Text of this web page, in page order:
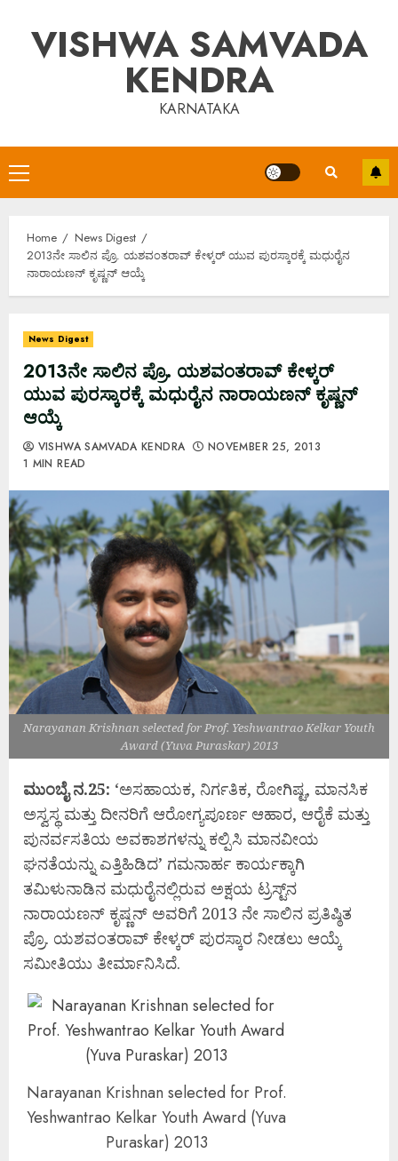
contentVISHWA SAMVADA
KENDRA
KARNATAKA
Primary
Menu
Home
News Digest
2013ನೇ ಸಾಲಿನ ಪ್ರೊ. ಯಶವಂತರಾವ್ ಕೇಳ್ಕರ್ ಯುವ ಪುರಸ್ಕಾರಕ್ಕೆ ಮಧುರೈನ
ನಾರಾಯಣನ್ ಕೃಷ್ಣನ್ ಆಯ್ಕೆ
News Digest
2013ನೇ ಸಾಲಿನ ಪ್ರೊ. ಯಶವಂತರಾವ್ ಕೇಳ್ಕರ್
ಯುವ ಪುರಸ್ಕಾರಕ್ಕೆ ಮಧುರೈನ ನಾರಾಯಣನ್ ಕೃಷ್ಣನ್
ಆಯ್ಕೆ
VISHWA SAMVADA KENDRA
NOVEMBER 25, 2013
1 MIN READ
Narayanan Krishnan selected for Prof. Yeshwantrao Kelkar Youth
Award (Yuva Puraskar) 2013
ಮುಂಬೈ ನ.25: ‘ಅಸಹಾಯಕ, ನಿರ್ಗತಿಕ, ರೋಗಿಷ್ಟ, ಮಾನಸಿಕ
ಅಸ್ವಸ್ಥ ಮತ್ತು ದೀನರಿಗೆ ಆರೋಗ್ಯಪೂರ್ಣ ಆಹಾರ, ಆರೈಕೆ ಮತ್ತು
ಪುನರ್ವಸತಿಯ ಅವಕಾಶಗಳನ್ನು ಕಲ್ಪಿಸಿ ಮಾನವೀಯ
ಘನತೆಯನ್ನು ಎತ್ತಿಹಿಡಿದ’ ಗಮನಾರ್ಹ ಕಾರ್ಯಕ್ಕಾಗಿ
ತಮಿಳುನಾಡಿನ ಮಧುರೈನಲ್ಲಿರುವ ಅಕ್ಷಯ ಟ್ರಸ್ಟ್‌ನ
ನಾರಾಯಣನ್ ಕೃಷ್ಣನ್ ಅವರಿಗೆ 2013 ನೇ ಸಾಲಿನ ಪ್ರತಿಷ್ಠಿತ
ಪ್ರೊ. ಯಶವಂತರಾವ್ ಕೇಳ್ಕರ್ ಪುರಸ್ಕಾರ ನೀಡಲು ಆಯ್ಕೆ
ಸಮೀತಿಯು ತೀರ್ಮಾನಿಸಿದೆ.
Narayanan Krishnan selected for Prof.
Yeshwantrao Kelkar Youth Award (Yuva
Puraskar) 2013